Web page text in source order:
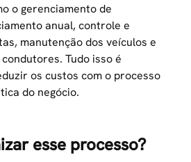
o gerenciamento de
anual, controle e
manutenção dos veículos e
Tudo isso é
os custos com o processo
do negócio.
esse processo?